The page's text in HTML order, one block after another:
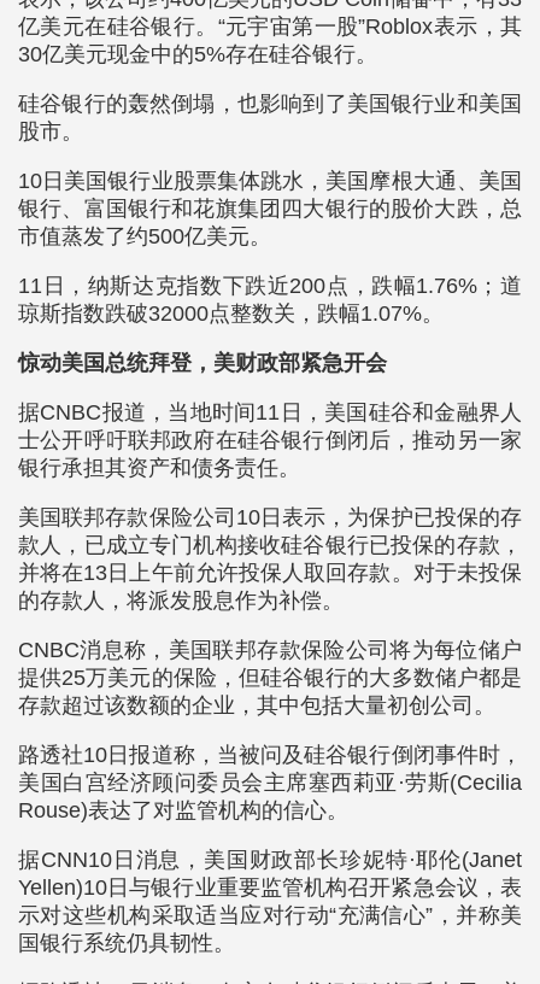
亿美元在硅谷银行。“元宇宙第一股”Roblox表示，其
30亿美元现金中的5%存在硅谷银行。
硅谷银行的轰然倒塌，也影响到了美国银行业和美国
股市。
10日美国银行业股票集体跳水，美国摩根大通、美国
银行、富国银行和花旗集团四大银行的股价大跌，总
市值蒸发了约500亿美元。
11日，纳斯达克指数下跌近200点，跌幅1.76%；道
琼斯指数跌破32000点整数关，跌幅1.07%。
惊动美国总统拜登，美财政部紧急开会
据CNBC报道，当地时间11日，美国硅谷和金融界人
士公开呼吁联邦政府在硅谷银行倒闭后，推动另一家
银行承担其资产和债务责任。
美国联邦存款保险公司10日表示，为保护已投保的存
款人，已成立专门机构接收硅谷银行已投保的存款，
并将在13日上午前允许投保人取回存款。对于未投保
的存款人，将派发股息作为补偿。
CNBC消息称，美国联邦存款保险公司将为每位储户
提供25万美元的保险，但硅谷银行的大多数储户都是
存款超过该数额的企业，其中包括大量初创公司。
路透社10日报道称，当被问及硅谷银行倒闭事件时，
美国白宫经济顾问委员会主席塞西莉亚·劳斯(Cecilia
Rouse)表达了对监管机构的信心。
据CNN10日消息，美国财政部长珍妮特·耶伦(Janet
Yellen)10日与银行业重要监管机构召开紧急会议，表
示对这些机构采取适当应对行动“充满信心”，并称美
国银行系统仍具韧性。